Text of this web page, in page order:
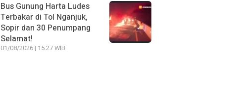
Bus Gunung Harta Ludes
Terbakar di Tol Nganjuk,
Sopir dan 30 Penumpang
Selamat!
01/08/2026 | 15:27 WIB